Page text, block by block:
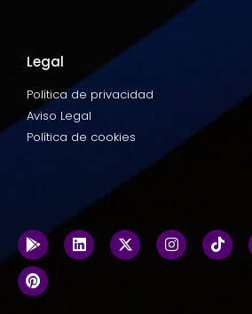
Legal
Política de privacidad
Aviso Legal
Política de cookies